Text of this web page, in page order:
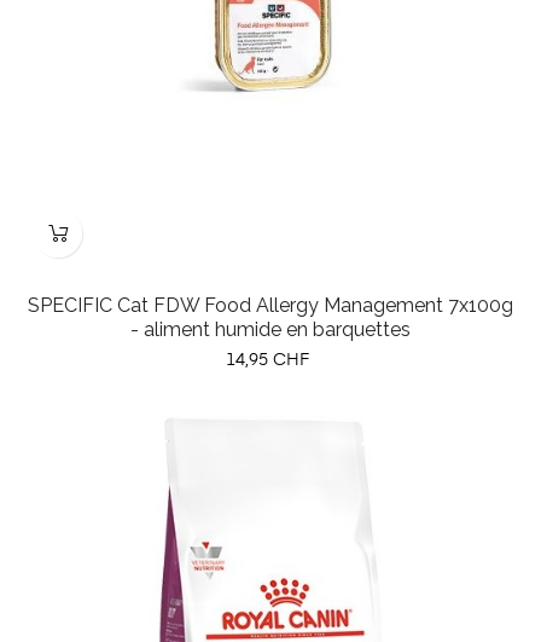
SPECIFIC Cat FDW Food Allergy Management 7x100g
- aliment humide en barquettes
Prix
14,95 CHF